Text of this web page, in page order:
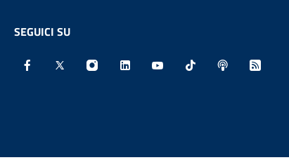
SEGUICI SU